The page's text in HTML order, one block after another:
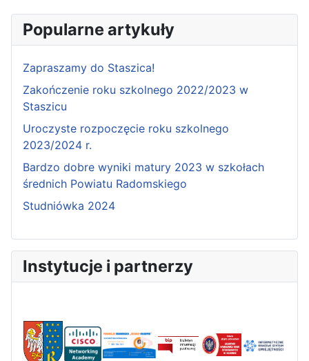
Popularne artykuły
Zapraszamy do Staszica!
Zakończenie roku szkolnego 2022/2023 w
Staszicu
Uroczyste rozpoczęcie roku szkolnego
2023/2024 r.
Bardzo dobre wyniki matury 2023 w szkołach
średnich Powiatu Radomskiego
Studniówka 2024
Instytucje i partnerzy